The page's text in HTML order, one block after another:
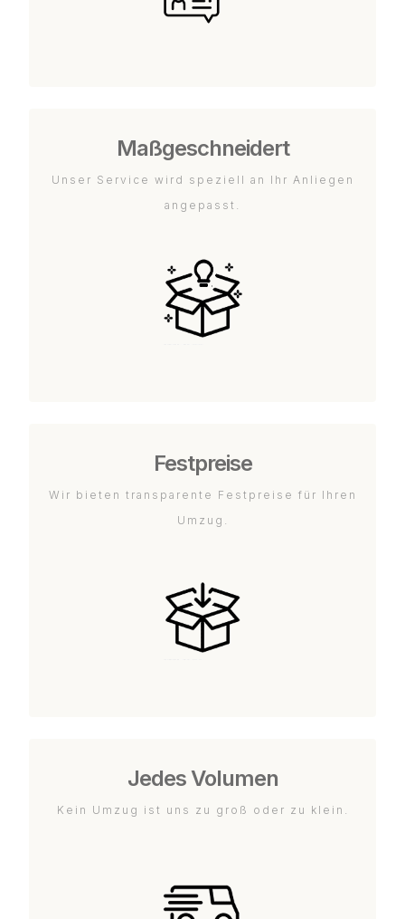
Maßgeschneidert
Unser Service wird speziell an Ihr Anliegen
angepasst.
Festpreise
Wir bieten transparente Festpreise für Ihren
Umzug.
Jedes Volumen
Kein Umzug ist uns zu groß oder zu klein.